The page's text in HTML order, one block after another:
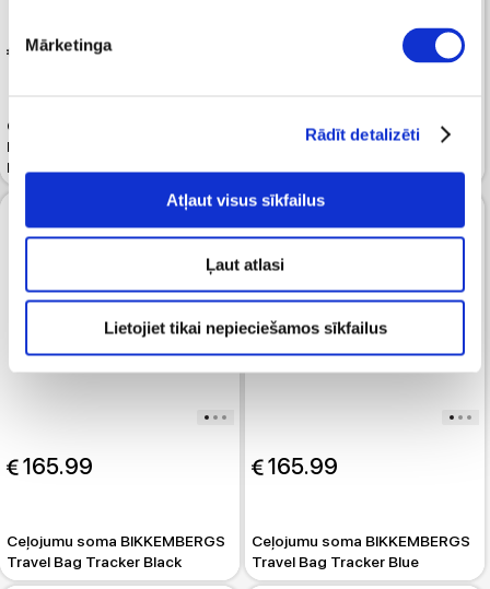
Mārketinga
Rādīt detalizēti
Atļaut visus sīkfailus
Ļaut atlasi
Lietojiet tikai nepieciešamos sīkfailus
159.99
Ceļojumu soma CALVIN KLEIN
Essential Weekender Black
Nylon
Ceļojumu soma CALVIN KLEIN
165.99
Ceļojumu soma BIKKEMBERGS
Travel Bag Tracker Black
165.99
Ceļojumu soma BIKKEMBERGS
Travel Bag Tracker Blue